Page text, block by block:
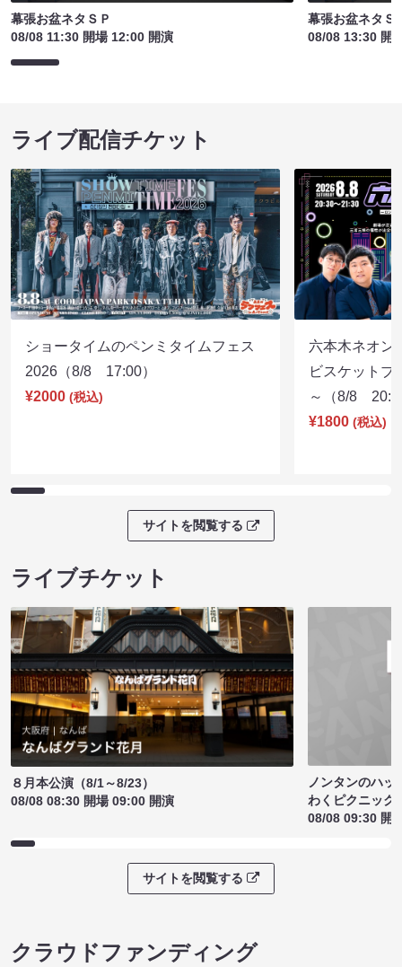
幕張お盆ネタＳＰ
08/08 11:30 開場 12:00 開演
幕張お盆ネタＳ
08/08 13:30 開
ライブ配信チケット
ショータイムのペンミタイムフェス
2026（8/8 17:00）
¥2000 (税込)
六本木ネオン
ビスケットブ
～（8/8
¥1800 (税込)
サイトを閲覧する
ライブチケット
８月本公演（8/1～8/23）
08/08 08:30 開場 09:00 開演
ノンタンのハッ
わくピクニック
08/08 09:30 開
サイトを閲覧する
クラウドファンディング